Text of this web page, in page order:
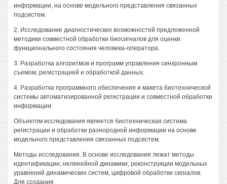
информации, на основе модельного представления связанных
подсистем.
2. Исследование диагностических возможностей предложенной
методики совместной обработки биосигналов для оценки
функционального состояния человека-оператора.
3. Разработка алгоритмов и программ управления синхронным
съемом, регистрацией и обработкой данных.
4. Разработка программного обеспечения и макета биотехнической
системы автоматизированной регистрации и совместной обработки
информации.
Объектом исследования является биотехническая система
регистрации и обработки разнородной информации на основе
модельного представления связанных подсистем.
Методы исследования. В основе исследования лежат методы
идентификации, нелинейной динамики, реконструкции модельных
уравнений динамических систем, цифровой обработки сигналов.
Для создания